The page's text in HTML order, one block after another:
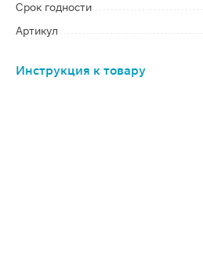
Срок годности
Артикул
Инструкция к товару